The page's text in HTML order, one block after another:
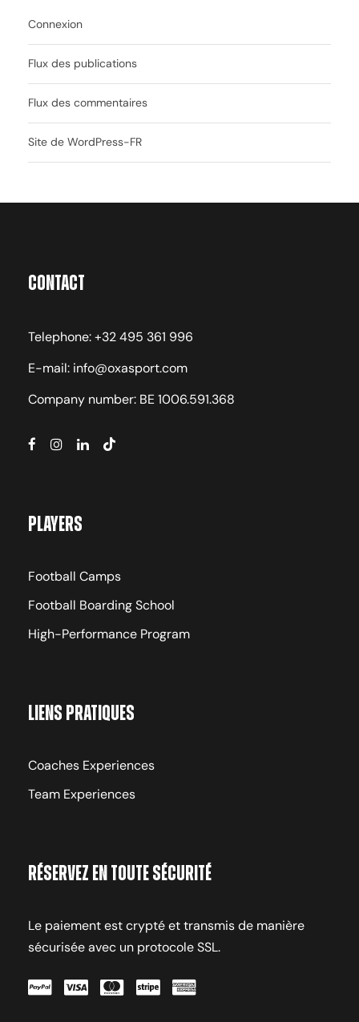
Connexion
Flux des publications
Flux des commentaires
Site de WordPress-FR
Contact
Telephone: +32 495 361 996
E-mail: info@oxasport.com
Company number: BE 1006.591.368
Players
Football Camps
Football Boarding School
High-Performance Program
Liens pratiques
Coaches Experiences
Team Experiences
Réservez en toute sécurité
Le paiement est crypté et transmis de manière
sécurisée avec un protocole SSL.